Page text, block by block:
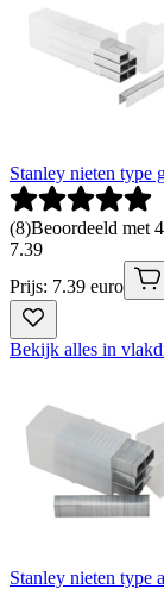
Stanley nieten type
(8)Beoordeeld met
7.39
Prijs: 7.39 euro
Bekijk alles in
Stanley nieten type